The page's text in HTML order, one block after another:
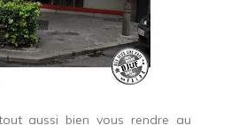
aussi bien vous rendre au